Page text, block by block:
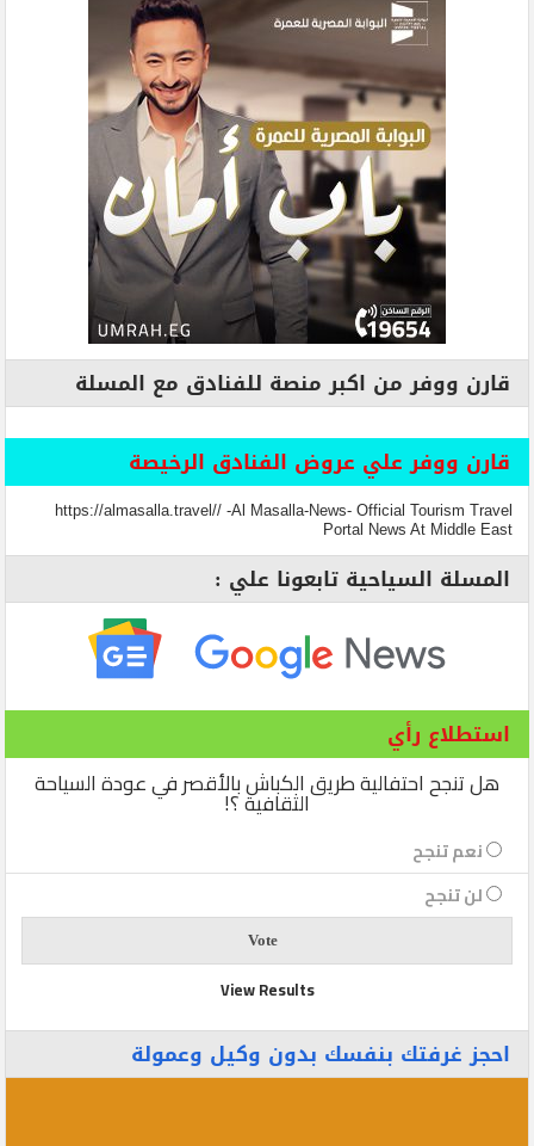
قارن ووفر من اكبر منصة للفنادق مع المسلة
قارن ووفر علي عروض الفنادق الرخيصة
https://almasalla.travel// -Al Masalla-News- Official Tourism Travel
Portal News At Middle East
المسلة السياحية تابعونا علي :
استطلاع رأي
هل تنجح احتفالية طريق الكباش بالأقصر في عودة السياحة
الثقافية ؟!
نعم تنجح
لن تنجح
View Results
احجز غرفتك بنفسك بدون وكيل وعمولة